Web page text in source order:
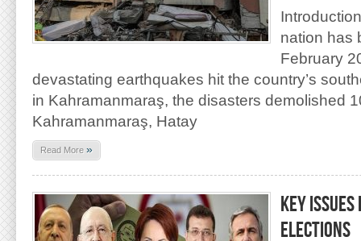
nation has
February
devastating earthquakes hit the country’s
in Kahramanmaraş, the disasters demolished
Kahramanmaraş, Hatay
Read More »
KEY
ELECTIONS